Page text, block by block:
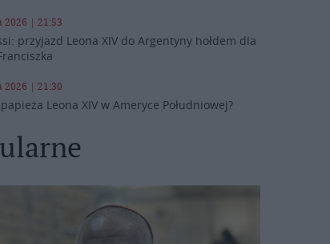
2026 | 21:53
przyjazd Leona XIV do Argentyny hołdem dla
2026 | 21:30
Leona XIV w Ameryce Południowej?